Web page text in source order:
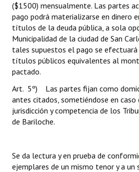
($1500) mensualmente. Las partes
pago podrá materializarse en dinero
títulos de la deuda pública, a sola
Municipalidad de la ciudad de San
tales supuestos el pago se
títulos públicos equivalentes al
pactado.
Art. 5º) Las partes fijan como
antes citados, sometiéndose en caso
jurisdicción y competencia de los
de Bariloche.
Se da lectura y en prueba de
ejemplares de un mismo tenor y a un